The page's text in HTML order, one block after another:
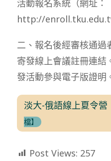
活動報名系統（網址：
http://
二、報名後經審核通過
寄發線上會議註冊連結
發活動參與電子版證明
淡大-俄語線上夏令營
檔】
Post Views: 257